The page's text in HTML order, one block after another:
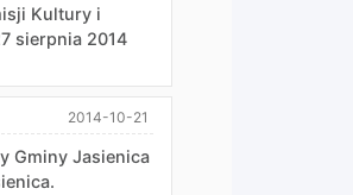
Kultury i
sierpnia 2014
2014-10-21
Gminy Jasienica